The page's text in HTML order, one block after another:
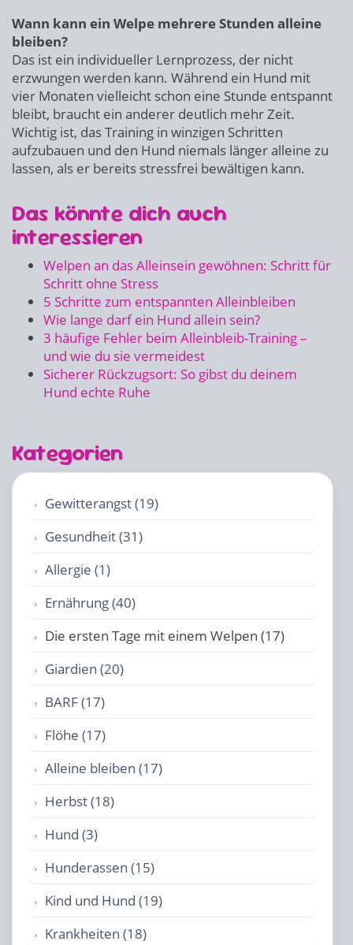
Wann kann ein Welpe mehrere Stunden alleine
bleiben?
Das ist ein individueller Lernprozess, der nicht
erzwungen werden kann. Während ein Hund mit
vier Monaten vielleicht schon eine Stunde entspannt
bleibt, braucht ein anderer deutlich mehr Zeit.
Wichtig ist, das Training in winzigen Schritten
aufzubauen und den Hund niemals länger alleine zu
lassen, als er bereits stressfrei bewältigen kann.
Das könnte dich auch
interessieren
Welpen an das Alleinsein gewöhnen: Schritt für
Schritt ohne Stress
5 Schritte zum entspannten Alleinbleiben
Wie lange darf ein Hund allein sein?
3 häufige Fehler beim Alleinbleib-Training –
und wie du sie vermeidest
Sicherer Rückzugsort: So gibst du deinem
Hund echte Ruhe
Kategorien
Gewitterangst (19)
Gesundheit (31)
Allergie (1)
Ernährung (40)
Die ersten Tage mit einem Welpen (17)
Giardien (20)
BARF (17)
Flöhe (17)
Alleine bleiben (17)
Herbst (18)
Hund (3)
Hunderassen (15)
Kind und Hund (19)
Krankheiten (18)